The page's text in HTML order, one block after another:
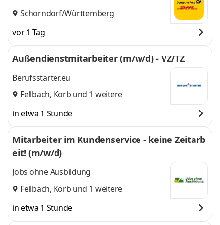
Schorndorf/Württemberg
vor 1 Tag
Außendienstmitarbeiter (m/w/d) - VZ/TZ
Berufsstarter.eu
Fellbach, Korb und 1 weitere
in etwa 1 Stunde
Mitarbeiter im Kundenservice - keine Zeitarb
eit! (m/w/d)
Jobs ohne Ausbildung
Fellbach, Korb und 1 weitere
in etwa 1 Stunde